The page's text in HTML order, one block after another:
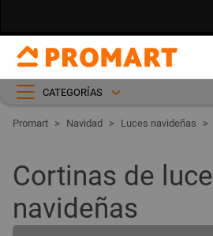
CATEGORÍAS
Navidad Luces navideñas
Cortinas de
navideñas